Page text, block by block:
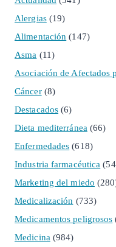
Alergias(19)
Alimentación (147)
Asma (11)
Asociación de Afectados
Cáncer(8)
Destacados (6)
Dieta mediterránea(66)
Enfermedades (618)
Industria farmacéutica
Marketing del miedo
Medicalización (733)
Medicamentos peligrosos
Medicina(984)